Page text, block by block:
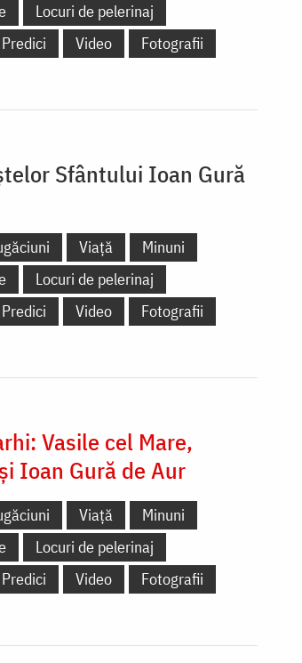
Locuri de pelerinaj
Predici Video Fotografii
Sfântului Ioan Gură
Viață
Minuni
Locuri de pelerinaj
Predici Video Fotografii
Vasile cel Mare,
Ioan Gură de Aur
Viață
Minuni
Locuri de pelerinaj
Predici Video Fotografii